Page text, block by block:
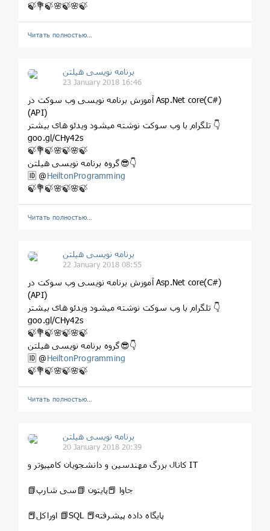
🍃💐🍃🌸🍃🌸🍃
Читать полностью…
برنامه نویسی هیلتن
23 January 2018 16:46
آموزش برنامه نویسی وب سوکت در Asp.Net core(C#)
(API)
تلگرام با وب سوکت نوشته میشود ویدئو های بیشتر 👇
goo.gl/CHy42s
🍃💐🍃🌸🍃🌸🍃
گروه برنامه نویسی هیلتن😎👇
🆔 @HeiltonProgramming
🍃💐🍃🌸🍃🌸🍃
Читать полностью…
برنامه نویسی هیلتن
22 January 2018 08:55
آموزش برنامه نویسی وب سوکت در Asp.Net core(C#)
(API)
تلگرام با وب سوکت نوشته میشود ویدئو های بیشتر 👇
goo.gl/CHy42s
🍃💐🍃🌸🍃🌸🍃
گروه برنامه نویسی هیلتن😎👇
🆔 @HeiltonProgramming
🍃💐🍃🌸🍃🌸🍃
Читать полностью…
برنامه نویسی هیلتن
20 January 2018 20:39
کانال بزرگ مهندسین و دانشجویان کامپیوتر و IT
📗جاوا 📕پایتون 📗سی شارپ
📕اوراکل 📗SQL 📕پایگاه داده پیشرفته